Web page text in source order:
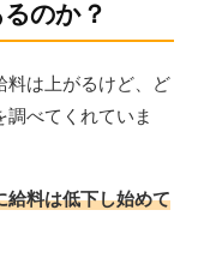
のか？
料は上がるけど、ど
べてくれていま
給料は低下し始めて